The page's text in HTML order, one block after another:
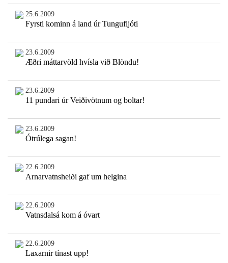
25.6.2009
Fyrsti kominn á land úr Tungufljóti
23.6.2009
Æðri máttarvöld hvísla við Blöndu!
23.6.2009
11 pundari úr Veiðivötnum og boltar!
23.6.2009
Ótrúlega sagan!
22.6.2009
Arnarvatnsheiði gaf um helgina
22.6.2009
Vatnsdalsá kom á óvart
22.6.2009
Laxarnir tínast upp!